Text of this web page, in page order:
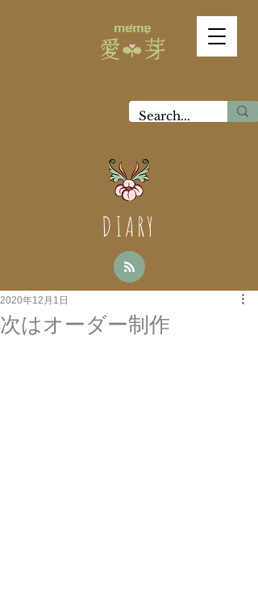
DIARY
次はオーダー制作
2020年12月1日